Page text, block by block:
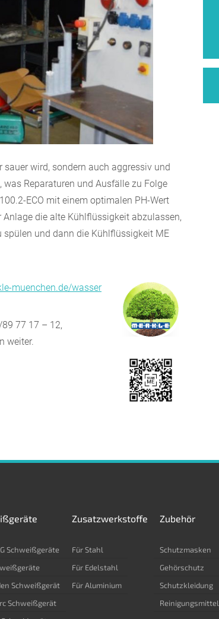
wird, sondern auch aggressiv und
Reparaturen und Ausfälle zu Folge
ECO mit einem optimalen PH-Wert
die alte Kühlflüssigkeit abzulassen,
spülen und dann die Kühlflüssigkeit ME
muenchen.de/wasser
77 17 – 12,
weiter.
Schweißgeräte
Schweißgerät
Schweißgerät
Zusatzwerkstoffe
Für Stahl
Für Edelstahl
Für Aluminium
Zubehör
Schutzmasken
Gehörschutz
Schutzkleidung
Reinigungsmittel